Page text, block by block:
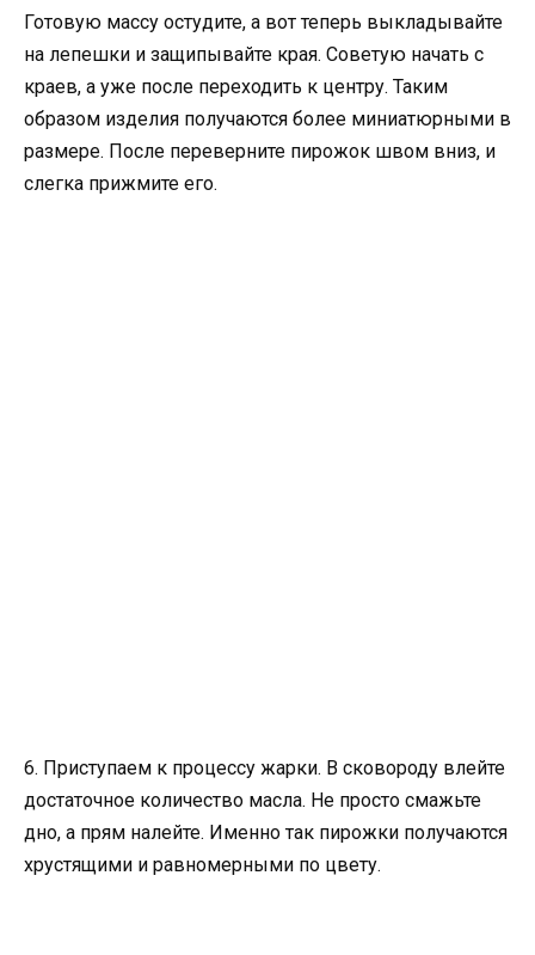
Готовую массу остудите, а вот теперь выкладывайте
на лепешки и защипывайте края. Советую начать с
краев, а уже после переходить к центру. Таким
образом изделия получаются более миниатюрными в
размере. После переверните пирожок швом вниз, и
слегка прижмите его.
6. Приступаем к процессу жарки. В сковороду влейте
достаточное количество масла. Не просто смажьте
дно, а прям налейте. Именно так пирожки получаются
хрустящими и равномерными по цвету.